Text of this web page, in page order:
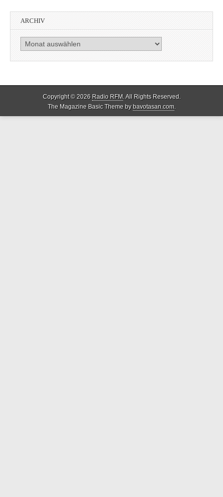
ARCHIV
Archiv
Copyright © 2026 Radio RFM. All Rights Reserved.
The Magazine Basic Theme by bavotasan.com.